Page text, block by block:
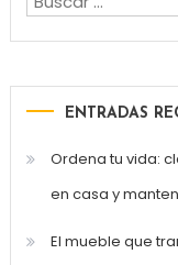
ENTRADAS
Ordena tu vida:
en casa y
El mueble que